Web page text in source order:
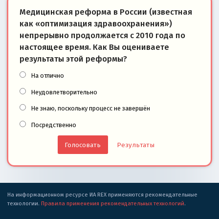
Медицинская реформа в России (известная
как «оптимизация здравоохранения»)
непрерывно продолжается с 2010 года по
настоящее время. Как Вы оцениваете
результаты этой реформы?
На отлично
Неудовлетворительно
Не знаю, поскольку процесс не завершён
Посредственно
Результаты
На информационном ресурсе ИА REX применяются рекомендательные
технологии. Правила применения рекомендательных технологий.